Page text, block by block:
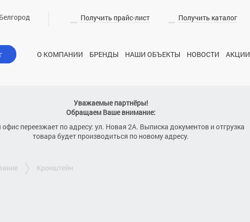
Белгород Получить прайс-лист Получить каталог
О КОМПАНИИ БРЕНДЫ НАШИ ОБЪЕКТЫ НОВОСТИ АКЦИИ
Уважаемые партнёры!
Обращаем Ваше внимание:
переезжает по адресу: ул. Новая 2А. Выписка документов и отгрузка
товара будет производиться по новому адресу.
кронштейн